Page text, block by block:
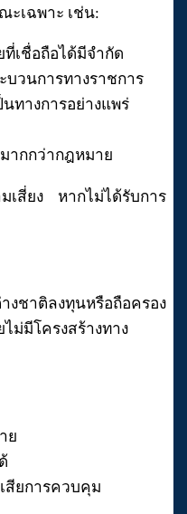
ะเฉพาะ เช่น:
เชื่อถือได้มีจำกัด
บวนการทางราชการ
ทางการอย่างแพร่
ากกว่ากฎหมาย
เสี่ยง หากไม่ได้รับการ
ชาติลงทุนหรือถือครอง
ม่มีโครงสร้างทาง
ย
สียการควบคุม